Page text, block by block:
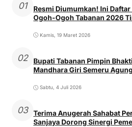
01
Resmi Diumumkan! Ini
Ogoh-Ogoh Tabanan 2026
Kamis, 19 Maret 2026
02
Bupati Tabanan Pimpin
Mandhara Giri Semeru Agung
Sabtu, 4 Juli 2026
03
Terima Anugerah Sahabat
Sanjaya Dorong Sinergi